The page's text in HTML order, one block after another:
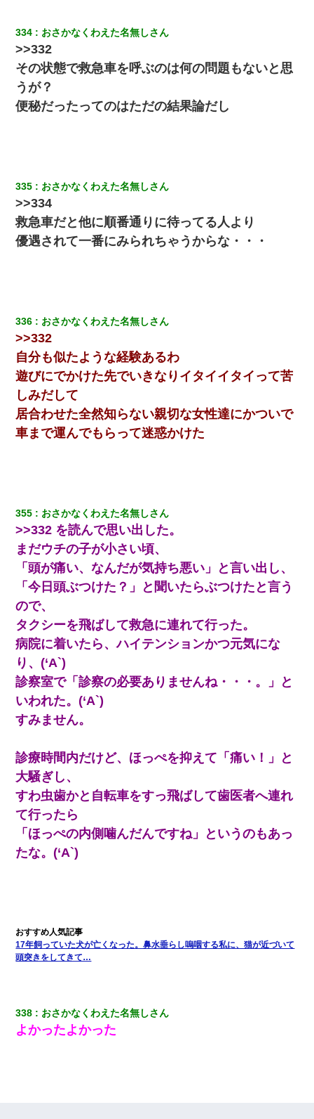
ら、旦那の顔が曇って雰囲気が一転。そそくさと話を切り上げて
いつもより早く寝付いてしまった…｜生活｜ワロタあんてな
私（23）冗談のつもりで上司（27）に胸を揉ませた結果・・・
裁判官「お互いに最後に言いたいことはありますか」バカ夫
私が遺産を相続。→それを知った義両親が「旅行代金を出せ！」
浅ましくも集りにきた。
の親会社の経営者の息子さんだったので、父も喜んで私の写真を
送ったんだが→
小2の頃、妹と昼寝してたら家が火事になってて気づくと逃げ場が
なかった。妹を抱き締めて「ﾀﾋんじゃうよ」って泣いてたら…
【衝撃】ヤンキー女に「サせて」って言った結果
【画像】女の子「お母さん！！私ようやくファッションモデルに
選ばれたの！絶対見に来てね！」→悲しい結果がこれ・・・
【GJ!】会社から帰宅中、広い駐車場にエンジンかけっ放しの車を
発見。しかも「ヒィ～」みたいな声も聞こえてきたので気になっ
て近寄ったら女の子がおっさんの下敷きになってた
彼女との行為を録画した結果→衝撃の事実が判明したｗｗｗｗｗ
ｗ
日曜日、会社の窓を見ると同僚の姿。俺（あれ？ディズニーシー
じゃ？）→俺電話「今何してんの？」同僚「シーで並んでるこ
と！」俺「会社にいない？」→次の瞬間、すごい鳥肌が立った
んな時間に誰と電話してんの？」嫁「ごめんなさい…！（大号
泣」俺（キターー）→
わい(42)渋谷の夜のサービスで19の女の子にゴックンさせた結果
ｗｗｗｗｗｗｗｗ
【驚愕】5000円でＪＫと行為してきたが後悔しかない…
【不幸な結婚式】新郎親族「ブスのくせにドレスなんか着ちゃっ
てさ～ほんと恥ずかしいわよね～（大声」新郎両親「！！！（土
下座」→ 結果・・・
てもらえて良かったな！』→
334 おさかなくわえた名無しさん
>>332
その状態で救急車を呼ぶのは何の問題もないと思
うが？
便秘だったってのはただの結果論だし
335 おさかなくわえた名無しさん
>>334
救急車だと他に順番通りに待ってる人より
優遇されて一番にみられちゃうからな・・・
336 おさかなくわえた名無しさん
>>332
自分も似たような経験あるわ
遊びにでかけた先でいきなりイタイイタイって苦
しみだして
居合わせた全然知らない親切な女性達にかついで
車まで運んでもらって迷惑かけた
355 おさかなくわえた名無しさん
>>332 を読んで思い出した。
まだウチの子が小さい頃、
「頭が痛い、なんだが気持ち悪い」と言い出し、
「今日頭ぶつけた？」と聞いたらぶつけたと言う
ので、
タクシーを飛ばして救急に連れて行った。
病院に着いたら、ハイテンションかつ元気にな
り、(‘A`)
診察室で「診察の必要ありませんね・・・。」と
いわれた。(‘A`)
すみません。
診療時間内だけど、ほっぺを抑えて「痛い！」と
大騒ぎし、
すわ虫歯かと自転車をすっ飛ばして歯医者へ連れ
て行ったら
「ほっぺの内側噛んだんですね」というのもあっ
たな。(‘A`)
17年飼っていた犬が亡くなった。鼻水垂らし嗚咽する私に、猫が近づいて
頭突きをしてきて…
338 おさかなくわえた名無しさん
よかったよかった